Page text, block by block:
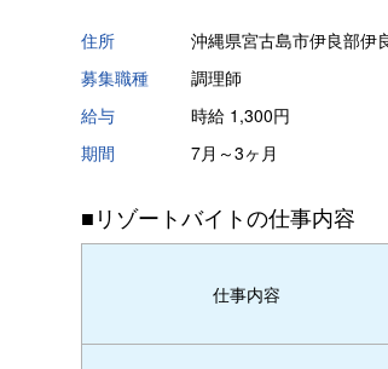
住所
沖縄県宮古島市伊良部伊
募集職種
調理師
給与
時給 1,300円
期間
7月～3ヶ月
■リゾートバイトの仕事内容
仕事内容